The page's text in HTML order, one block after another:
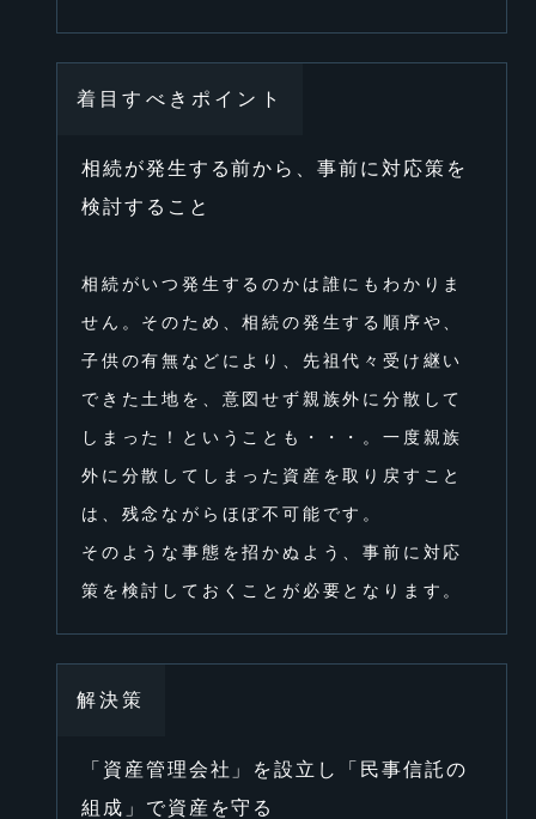
着⽬すべきポイント
相続が発⽣する前から、事前に対応策を
検討すること
相続がいつ発⽣するのかは誰にもわかりま
せん。そのため、相続の発⽣する順序や、
⼦供の有無などにより、先祖代々受け継い
できた⼟地を、意図せず親族外に分散して
しまった！ということも・・・。⼀度親族
外に分散してしまった資産を取り戻すこと
は、残念ながらほぼ不可能です。
そのような事態を招かぬよう、事前に対応
策を検討しておくことが必要となります。
解決策
「資産管理会社」を設⽴し「⺠事信託の
組成」で資産を守る